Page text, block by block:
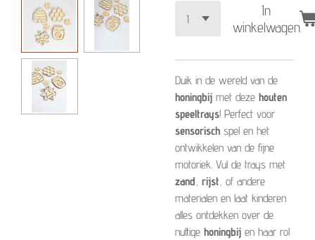
In
winkelwagen
Duik in de wereld van de
honingbij met deze houten
speeltrays! Perfect voor
sensorisch spel en het
ontwikkelen van de fijne
motoriek. Vul de trays met
zand, rijst, of andere
materialen en laat kinderen
alles ontdekken over de
nuttige honingbij en haar rol